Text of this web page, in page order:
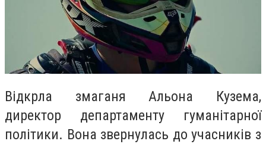
Відкрла змаганя Альона Кузема,
директор департаменту гуманітарної
політики. Вона звернулась до учасників з